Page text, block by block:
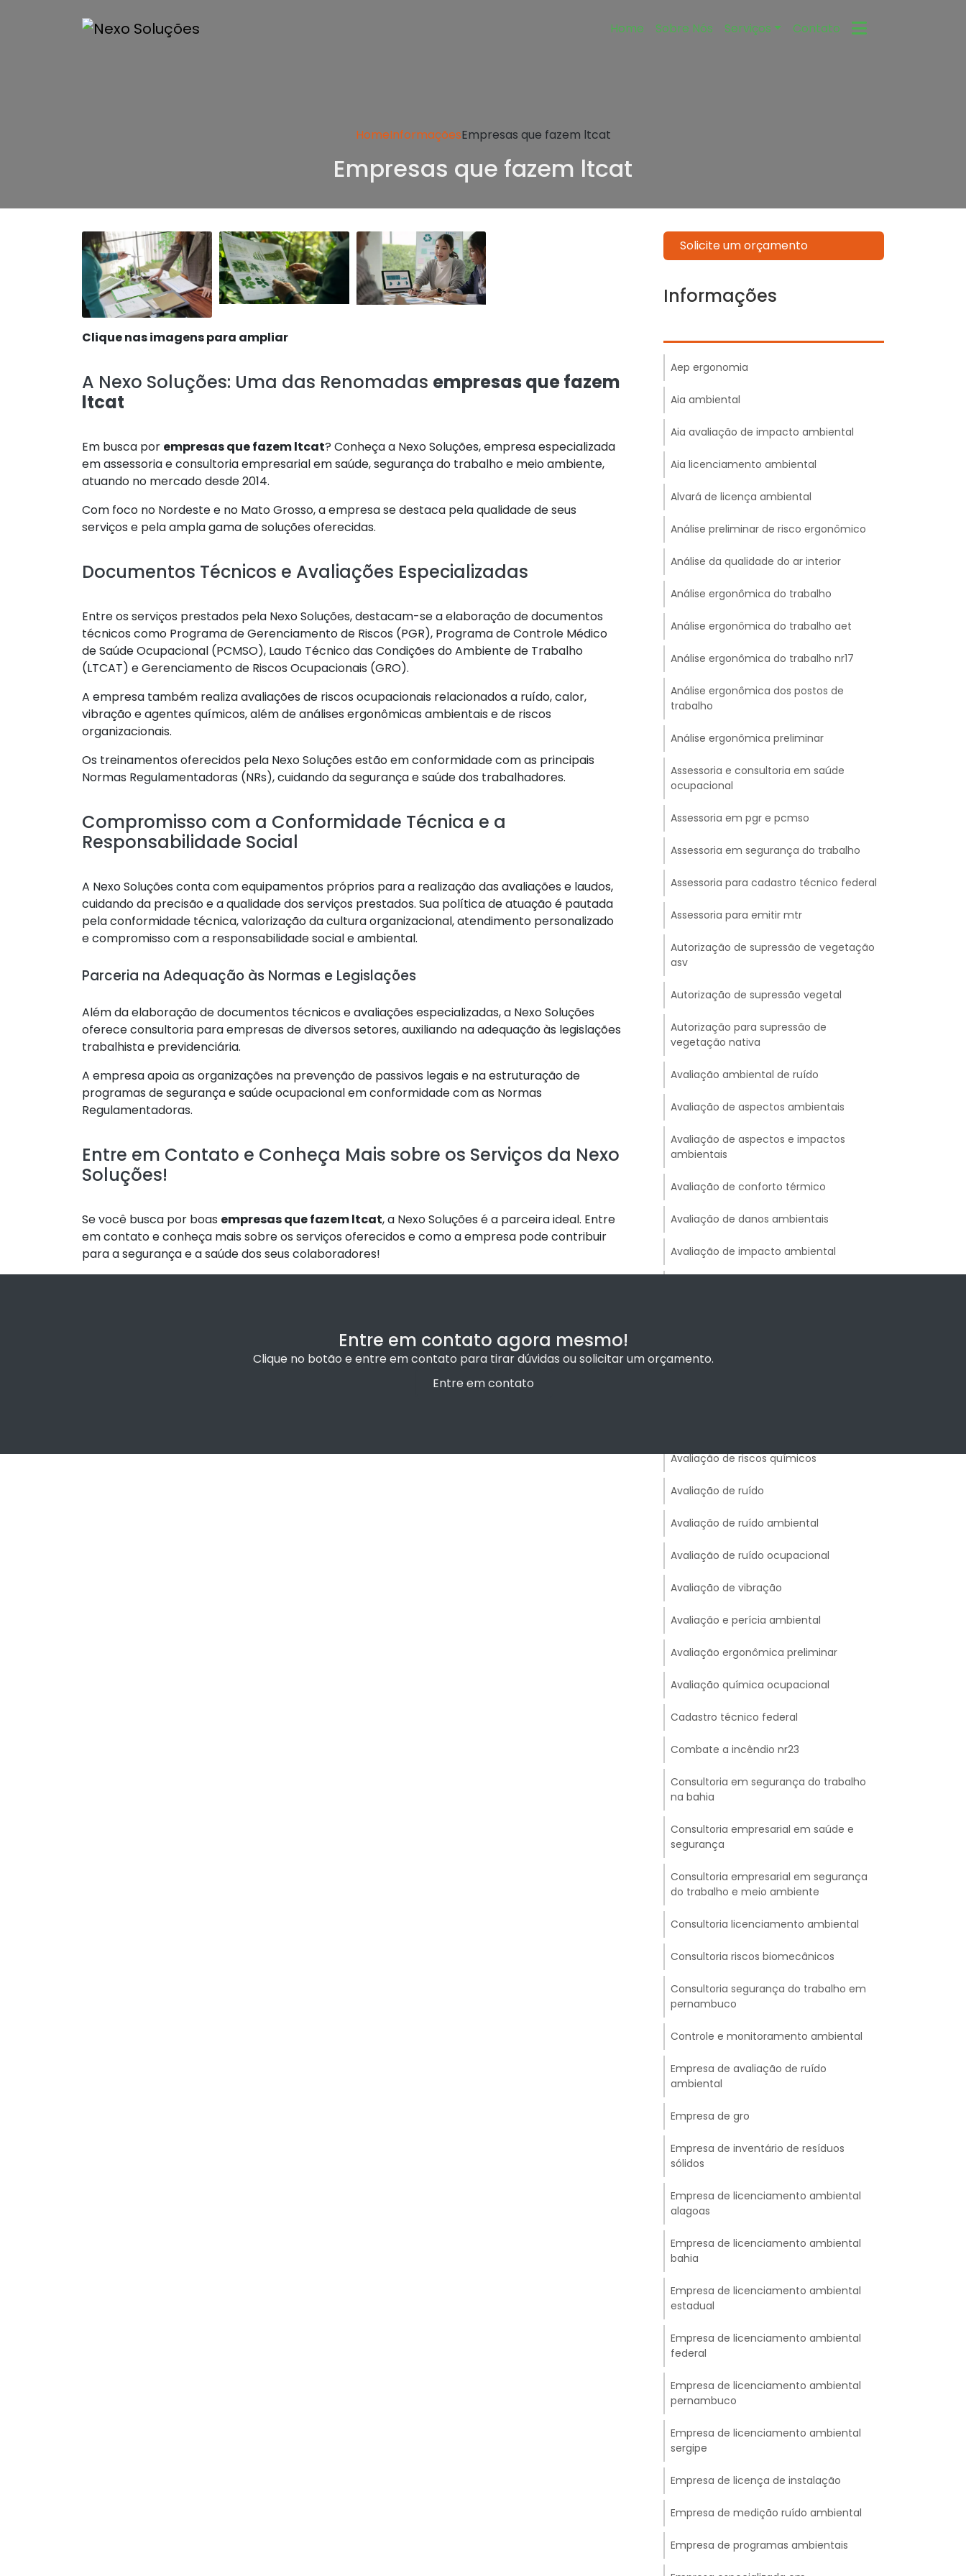
Home Sobre Nós Serviços Contato
HomeInformaçõesEmpresas que fazem ltcat
Empresas que fazem ltcat
Clique nas imagens para ampliar
A Nexo Soluções: Uma das Renomadas empresas que fazem
ltcat
Em busca por empresas que fazem ltcat? Conheça a Nexo Soluções, empresa especializada
em assessoria e consultoria empresarial em saúde, segurança do trabalho e meio ambiente,
atuando no mercado desde 2014.
Com foco no Nordeste e no Mato Grosso, a empresa se destaca pela qualidade de seus
serviços e pela ampla gama de soluções oferecidas.
Documentos Técnicos e Avaliações Especializadas
Entre os serviços prestados pela Nexo Soluções, destacam-se a elaboração de documentos
técnicos como Programa de Gerenciamento de Riscos (PGR), Programa de Controle Médico
de Saúde Ocupacional (PCMSO), Laudo Técnico das Condições do Ambiente de Trabalho
(LTCAT) e Gerenciamento de Riscos Ocupacionais (GRO).
A empresa também realiza avaliações de riscos ocupacionais relacionados a ruído, calor,
vibração e agentes químicos, além de análises ergonômicas ambientais e de riscos
organizacionais.
Os treinamentos oferecidos pela Nexo Soluções estão em conformidade com as principais
Normas Regulamentadoras (NRs), cuidando da segurança e saúde dos trabalhadores.
Compromisso com a Conformidade Técnica e a
Responsabilidade Social
A Nexo Soluções conta com equipamentos próprios para a realização das avaliações e laudos,
cuidando da precisão e a qualidade dos serviços prestados. Sua política de atuação é pautada
pela conformidade técnica, valorização da cultura organizacional, atendimento personalizado
e compromisso com a responsabilidade social e ambiental.
Parceria na Adequação às Normas e Legislações
Além da elaboração de documentos técnicos e avaliações especializadas, a Nexo Soluções
oferece consultoria para empresas de diversos setores, auxiliando na adequação às legislações
trabalhista e previdenciária.
A empresa apoia as organizações na prevenção de passivos legais e na estruturação de
programas de segurança e saúde ocupacional em conformidade com as Normas
Regulamentadoras.
Entre em Contato e Conheça Mais sobre os Serviços da Nexo
Soluções!
Se você busca por boas empresas que fazem ltcat, a Nexo Soluções é a parceira ideal. Entre
em contato e conheça mais sobre os serviços oferecidos e como a empresa pode contribuir
para a segurança e a saúde dos seus colaboradores!
Entre em contato agora mesmo!
Clique no botão e entre em contato para tirar dúvidas ou solicitar um orçamento.
Entre em contato
Solicite um orçamento
Informações
Aep ergonomia
Aia ambiental
Aia avaliação de impacto ambiental
Aia licenciamento ambiental
Alvará de licença ambiental
Análise preliminar de risco ergonômico
Análise da qualidade do ar interior
Análise ergonômica do trabalho
Análise ergonômica do trabalho aet
Análise ergonômica do trabalho nr17
Análise ergonômica dos postos de
trabalho
Análise ergonômica preliminar
Assessoria e consultoria em saúde
ocupacional
Assessoria em pgr e pcmso
Assessoria em segurança do trabalho
Assessoria para cadastro técnico federal
Assessoria para emitir mtr
Autorização de supressão de vegetação
asv
Autorização de supressão vegetal
Autorização para supressão de
vegetação nativa
Avaliação ambiental de ruído
Avaliação de aspectos ambientais
Avaliação de aspectos e impactos
ambientais
Avaliação de conforto térmico
Avaliação de danos ambientais
Avaliação de impacto ambiental
Avaliação de riscos ambientais em
Avaliação de riscos químicos
Avaliação de ruído
Avaliação de ruído ambiental
Avaliação de ruído ocupacional
Avaliação de vibração
Avaliação e perícia ambiental
Avaliação ergonômica preliminar
Avaliação química ocupacional
Cadastro técnico federal
Combate a incêndio nr23
Consultoria em segurança do trabalho
na bahia
Consultoria empresarial em saúde e
segurança
Consultoria empresarial em segurança
do trabalho e meio ambiente
Consultoria licenciamento ambiental
Consultoria riscos biomecânicos
Consultoria segurança do trabalho em
pernambuco
Controle e monitoramento ambiental
Empresa de avaliação de ruído
ambiental
Empresa de gro
Empresa de inventário de resíduos
sólidos
Empresa de licenciamento ambiental
alagoas
Empresa de licenciamento ambiental
bahia
Empresa de licenciamento ambiental
estadual
Empresa de licenciamento ambiental
federal
Empresa de licenciamento ambiental
pernambuco
Empresa de licenciamento ambiental
sergipe
Empresa de licença de instalação
Empresa de medição ruído ambiental
Empresa de programas ambientais